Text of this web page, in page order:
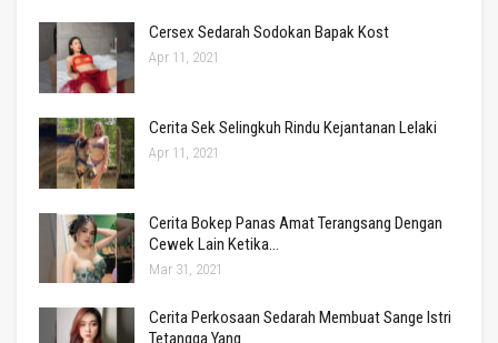
Cersex Sedarah Sodokan Bapak Kost
Apr 11, 2021
Cerita Sek Selingkuh Rindu Kejantanan Lelaki
Apr 11, 2021
Cerita Bokep Panas Amat Terangsang Dengan
Cewek Lain Ketika…
Mar 31, 2021
Cerita Perkosaan Sedarah Membuat Sange Istri
Tetangga Yang…